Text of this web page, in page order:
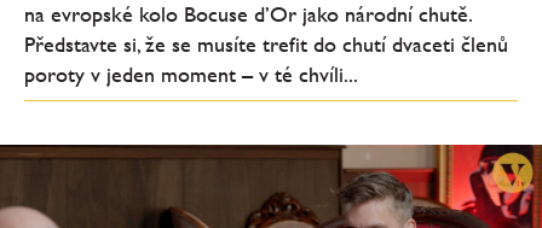
na evropské kolo Bocuse d’Or jako národní chutě.
Představte si, že se musíte trefit do chutí dvaceti členů
poroty v jeden moment – v té chvíli...